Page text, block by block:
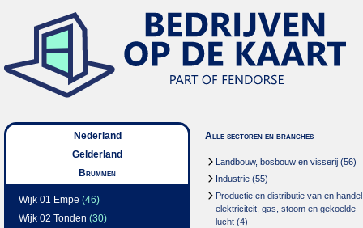
Nederland
Gelderland
Brummen
Wijk 01 Empe (46)
Wijk 02 Tonden (30)
Alle sectoren en branches
Landbouw, bosbouw en visserij (56)
Industrie (55)
Productie en distributie van en
elektriciteit, gas, stoom en gekoelde
lucht (4)